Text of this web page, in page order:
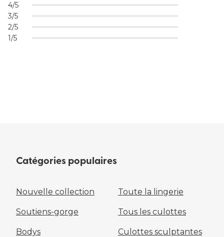
4/5
3/5
2/5
1/5
Catégories populaires
Nouvelle collection Toute la lingerie
Soutiens-gorge Tous les culottes
Bodys Culottes sculptantes